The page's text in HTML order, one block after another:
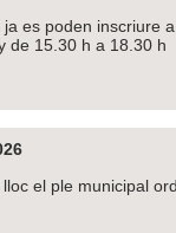
es poden inscriure
de 15.30 h a 18.30 h
el ple municipal